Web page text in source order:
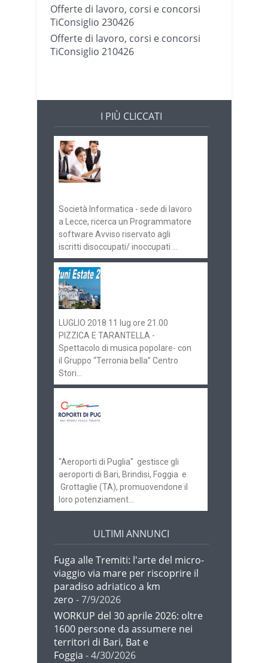
Offerte di lavoro, corsi e concorsi
TiConsiglio 230426
Offerte di lavoro, corsi e concorsi
TiConsiglio 210426
I PIÙ CLICCATI
Società Informatica - sede di lavoro
a Lecce, ricerca un Programmatore
software Avviso riservato agli
iscritti disoccupati/ inoccupati ...
LUGLIO 2018 11 lug ore 21.00
PIZZICA E TARANTELLA -
Spettacolo di musica popolare- con
il Gruppo “Terronia bella” Centro
Stori...
"Aeroporti di Puglia" gestisce gli
aeroporti di Bari, Brindisi, Foggia e
Grottaglie (TA), promuovendone il
loro potenziament...
ULTIMI ANNUNCI
Fuga alle Tremiti: l'arte del micro-
viaggio via mare per riscoprire il
paradiso adriatico a km
zero - 7/9/2026
WORKUP del 30 aprile 2026: oltre
1600 persone da assumere nei
territori di Bari, Bat e
Foggia - 4/30/2026